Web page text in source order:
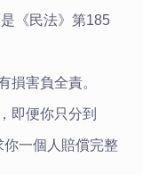
《民法》第185
損害負全責。
即便你只分到
一個人賠償完整